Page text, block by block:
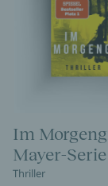
Im
Mayer-
Thriller